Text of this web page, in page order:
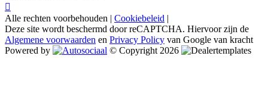
Alle rechten voorbehouden | Cookiebeleid |
Deze site wordt beschermd door reCAPTCHA. Hiervoor zijn de
Algemene voorwaarden en Privacy Policy van Google van kracht
Powered by
© Copyright 2026